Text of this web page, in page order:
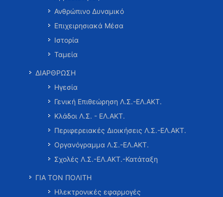
Ανθρώπινο Δυναμικό
Επιχειρησιακά Μέσα
Ιστορία
Ταμεία
ΔΙΑΡΘΡΩΣΗ
Ηγεσία
Γενική Επιθεώρηση Λ.Σ.-ΕΛ.ΑΚΤ.
Κλάδοι Λ.Σ. - ΕΛ.ΑΚΤ.
Περιφερειακές Διοικήσεις Λ.Σ.-ΕΛ.ΑΚΤ.
Οργανόγραμμα Λ.Σ.-ΕΛ.ΑΚΤ.
Σχολές Λ.Σ.-ΕΛ.ΑΚΤ.-Κατάταξη
ΓΙΑ ΤΟΝ ΠΟΛΙΤΗ
Ηλεκτρονικές εφαρμογές